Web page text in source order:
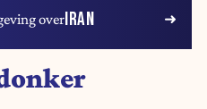
overIRAN